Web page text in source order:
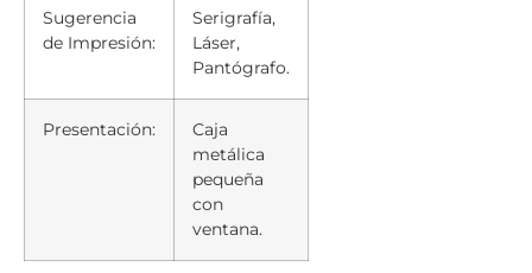
Sugerencia
de Impresión:
Serigrafía,
Láser,
Pantógrafo.
Presentación:
Caja
metálica
pequeña
con
ventana.